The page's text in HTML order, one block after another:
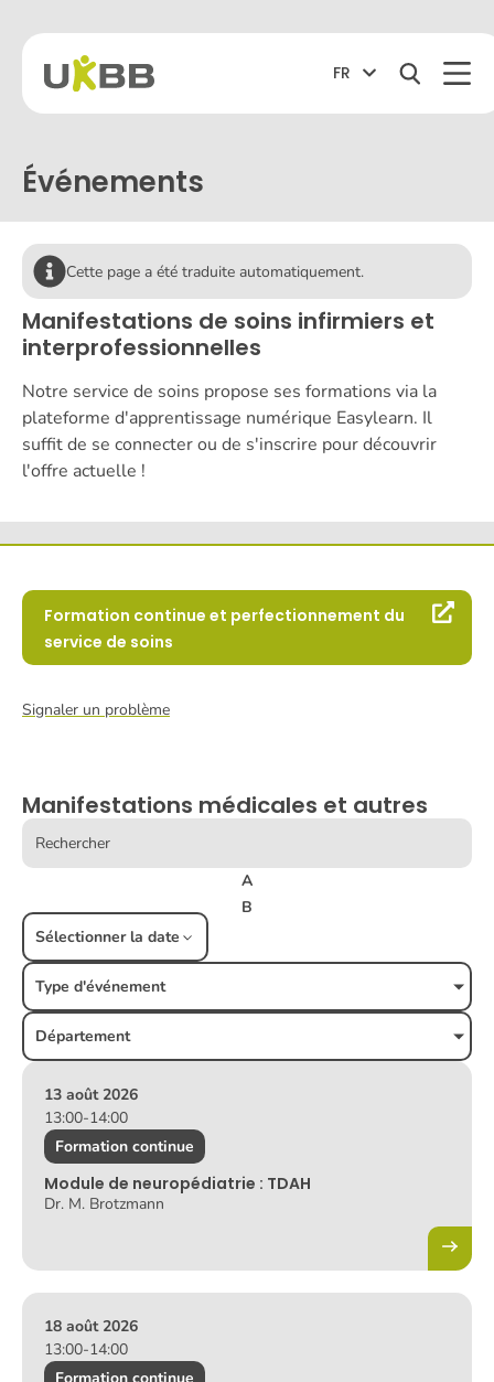
FR
Événements
Cette page a été traduite automatiquement.
Manifestations de soins infirmiers et
interprofessionnelles
Notre service de soins propose ses formations via la
plateforme d'apprentissage numérique Easylearn. Il
suffit de se connecter ou de s'inscrire pour découvrir
l'offre actuelle !
Formation continue et perfectionnement du
service de soins
Signaler un problème
Manifestations médicales et autres
A
B
D
F
H
L
P
Sélectionner la date
Type d'événement
Département
13 août 2026
13:00-14:00
Formation continue
Module de neuropédiatrie : TDAH
Dr. M. Brotzmann
18 août 2026
13:00-14:00